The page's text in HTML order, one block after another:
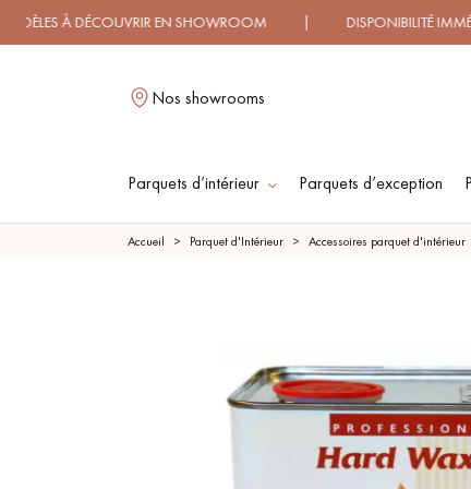
EN SHOWROOM | DISPONIBILITÉ
Nos showrooms
Parquets d’intérieur Parquets d’exception
PARQUET EN
BRUT
Accueil Parquet d'Intérieur Accessoires parquet d'intérieur